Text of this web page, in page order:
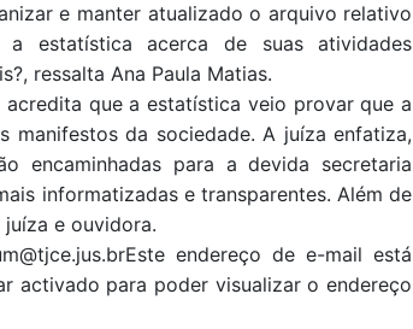
e manter atualizado o arquivo relativo
a estatística acerca de suas atividades
ressalta Ana Paula Matias.
que a estatística veio provar que a
manifestos da sociedade. A juíza enfatiza,
encaminhadas para a devida secretaria
informatizadas e transparentes. Além de
e ouvidora.
endereço de e-mail está
activado para poder visualizar o endereço